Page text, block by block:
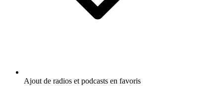
Ajout de radios et podcasts en favoris